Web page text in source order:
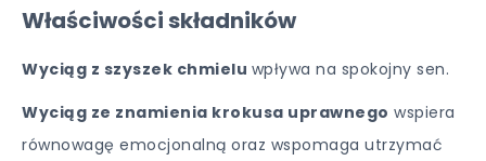
Właściwości składników
Wyciąg z szyszek chmielu wpływa na spokojny sen.
Wyciąg ze znamienia krokusa uprawnego wspiera
równowagę emocjonalną oraz wspomaga utrzymać